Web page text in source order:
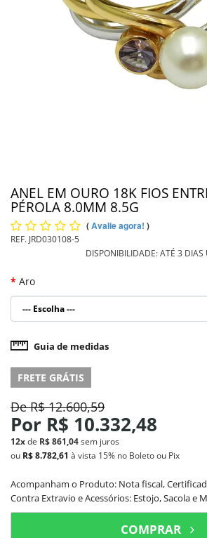
ANEL EM OURO 18K FIOS
PÉROLA 8.0MM 8.5G
(Avalie agora! )
REF. JRD030108-5
DISPONIBILIDADE:ATÉ 3 DIAS
Aro
Guia de medidas
FRETE GRÁTIS
DeR$ 12.600,59
Por R$ 10.332,48
12xde R$ 861,04sem juros
ou R$ 8.782,61 à vista 15% no Boleto ou Pix
Acompanham o Produto: Nota fiscal,
Contra Extravio e Acessórios: Estojo, Sacola e
COMPRAR